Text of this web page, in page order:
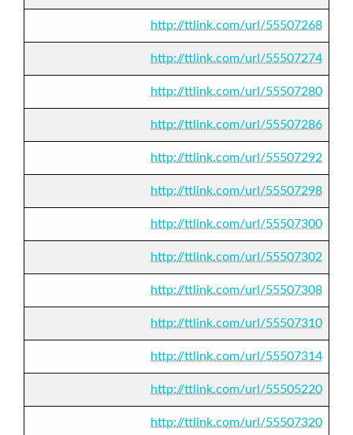
http://ttlink.com/url/55507268
http://ttlink.com/url/55507274
http://ttlink.com/url/55507280
http://ttlink.com/url/55507286
http://ttlink.com/url/55507292
http://ttlink.com/url/55507298
http://ttlink.com/url/55507300
http://ttlink.com/url/55507302
http://ttlink.com/url/55507308
http://ttlink.com/url/55507310
http://ttlink.com/url/55507314
http://ttlink.com/url/55505220
http://ttlink.com/url/55507320